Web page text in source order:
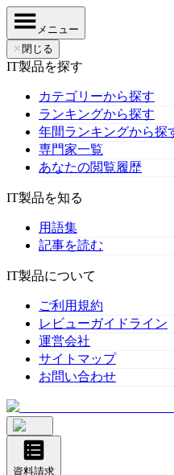
メニュー
✕ 閉じる
IT製品を探す
カテゴリーから探す
ランキングから探す
年間ランキングから探
専門家一覧
あなたの閲覧履歴
IT製品を知る
用語集
記事を読む
IT製品について
ご利用規約
レビューガイドライン
運営会社
サイトマップ
お問い合わせ
資料請求